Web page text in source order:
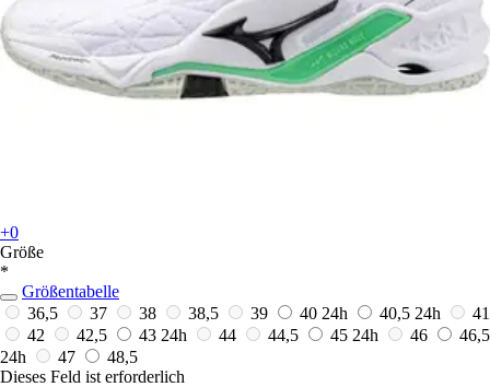
+0
Größe
*
Größentabelle
36,5
37 38 38,5 39 40 24h 40,5 24h
41
42
42,5 43 24h 44 44,5 45 24h 46
46,5
24h
47
48,5
Dieses Feld ist erforderlich